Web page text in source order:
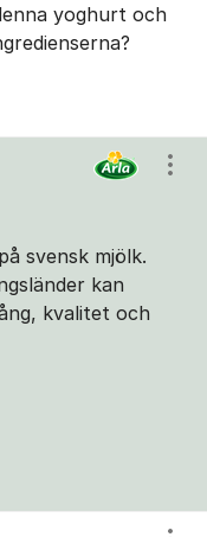
yoghurt och
svensk mjölk.
kan
kvalitet och